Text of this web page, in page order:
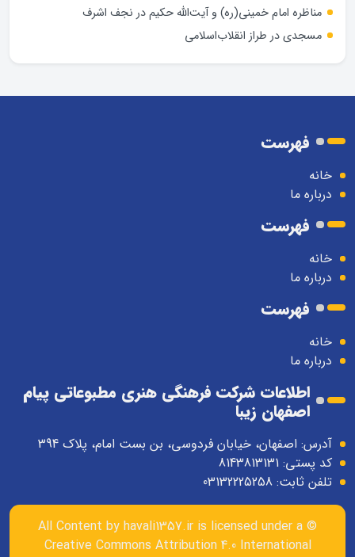
مناظره امام خمینی(ره) و آیت‌الله حکیم در نجف اشرف
مسجدی در طراز انقلاب‌اسلامی
فهرست
خانه
درباره ما
فهرست
خانه
درباره ما
فهرست
خانه
درباره ما
اطلاعات شرکت فرهنگی هنری مطبوعاتی پیام
اصفهان زیبا
آدرس: اصفهان، خیابان فردوسی، بن بست امام، پلاک 394
کد پستی: 8143813131
تلفن ثابت: 03132225258
© All Content by
havali1357.ir is licensed under a
Creative Commons Attribution 4.0 International